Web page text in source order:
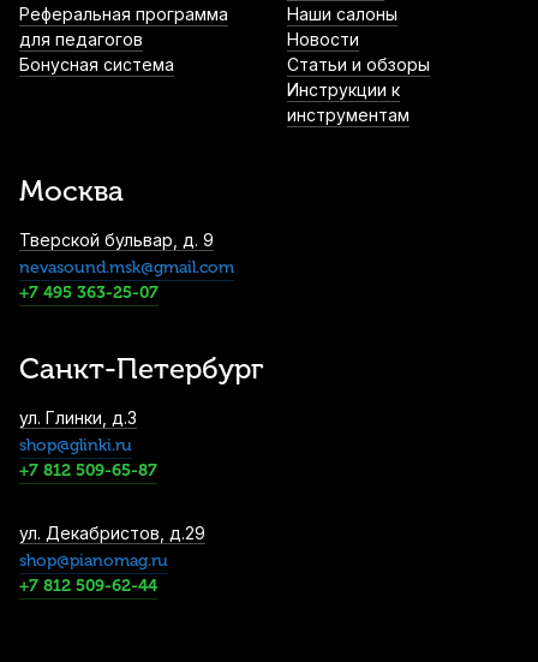
Реферальная программа
для педагогов
Бонусная система
Наши салоны
Новости
Статьи и обзоры
Инструкции к
инструментам
Москва
Тверской бульвар, д. 9
nevasound.msk@gmail.com
+7 495 363-25-07
Санкт-Петербург
ул. Глинки, д.3
shop@glinki.ru
+7 812 509-65-87
ул. Декабристов, д.29
shop@pianomag.ru
+7 812 509-62-44